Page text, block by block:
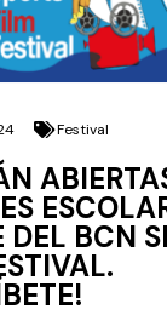
Festival
DEL BCN